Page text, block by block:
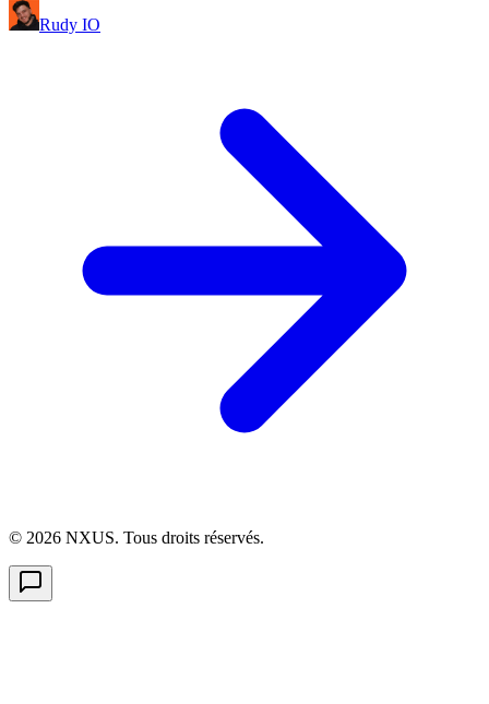
Rudy IO
© 2026 NXUS. Tous droits réservés.